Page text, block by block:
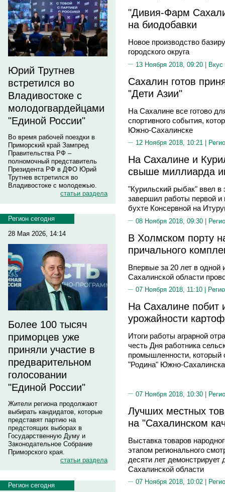
Юрий Трутнев
встретился во
Владивостоке с
молодогвардейцами
"Единой России"
Во время рабочей поездки в
Приморский край Зампред
Правительства РФ –
полномочный представитель
Президента РФ в ДФО Юрий
Трутнев встретился во
Владивостоке с молодежью.
статьи раздела
Регион сегодня
28 Мая 2026, 14:14
Более 100 тысяч
приморцев уже
приняли участие в
предварительном
голосовании
"Единой России"
Жители региона продолжают
выбирать кандидатов, которые
представят партию на
предстоящих выборах в
Государственную Думу и
Законодательное Собрание
Приморского края.
статьи раздела
Регион сегодня
"Дивия-Фарм
на биодобавки
Новое производство
городского округа
13 Ноября 2018, 09:20 | Вкус
Сахалин готов
"Дети Азии"
На Сахалине все готово
спортивного события,
Южно-Сахалинске
12 Ноября 2018, 10:21 |
На Сахалине и
свыше миллиарда
"Курильский рыбак" ввел
завершил работы первой и
бухте Консервной на
08 Ноября 2018, 09:30 |
В Холмском порту
причального
Впервые за 20 лет в одной
Сахалинской области
07 Ноября 2018, 11:10 |
На Сахалине побит
урожайности
Итоги работы аграрной
честь Дня работника
промышленности, который
"Родина" Южно-
07 Ноября 2018, 10:30 |
Лучших местных
на "Сахалинском
Выставка товаров
этапом регионального
десяти лет
Сахалинской области
07 Ноября 2018, 10:02 |